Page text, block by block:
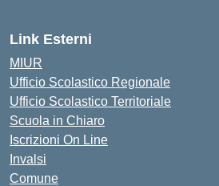
Link Esterni
MIUR
Ufficio Scolastico Regionale
Ufficio Scolastico Territoriale
Scuola in Chiaro
Iscrizioni On Line
Invalsi
Comune